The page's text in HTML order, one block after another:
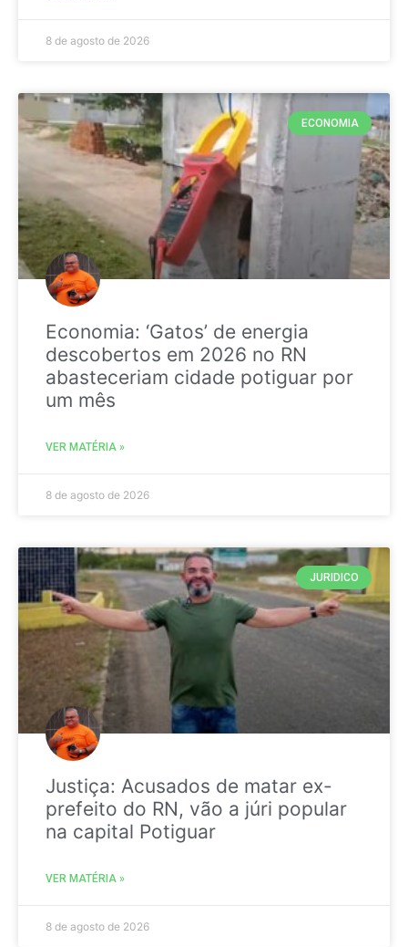
8 de agosto de 2026
ECONOMIA
Economia: ‘Gatos’ de energia
descobertos em 2026 no RN
abasteceriam cidade potiguar por
um mês
VER MATÉRIA »
8 de agosto de 2026
JURIDICO
Justiça: Acusados de matar ex-
prefeito do RN, vão a júri popular
na capital Potiguar
VER MATÉRIA »
8 de agosto de 2026